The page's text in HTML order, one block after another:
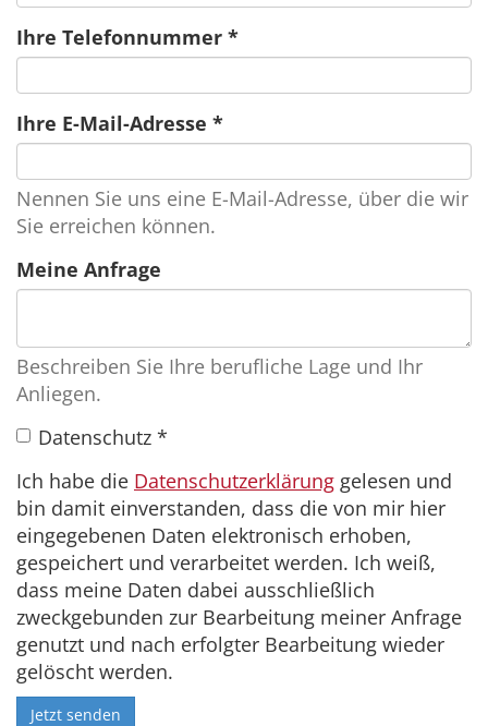
Ihre Telefonnummer *
Ihre E-Mail-Adresse *
Nennen Sie uns eine E-Mail-Adresse, über die wir
Sie erreichen können.
Meine Anfrage
Beschreiben Sie Ihre berufliche Lage und Ihr
Anliegen.
Datenschutz *
Ich habe die Datenschutzerklärung gelesen und
bin damit einverstanden, dass die von mir hier
eingegebenen Daten elektronisch erhoben,
gespeichert und verarbeitet werden. Ich weiß,
dass meine Daten dabei ausschließlich
zweckgebunden zur Bearbeitung meiner Anfrage
genutzt und nach erfolgter Bearbeitung wieder
gelöscht werden.
Jetzt senden